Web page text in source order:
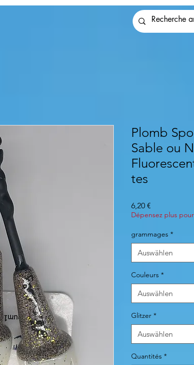
Plomb
Sable ou
tes
6,20 €
Dépensez plus
grammages *
Auswählen
Couleurs *
Auswählen
Glitzer *
Auswählen
Quantités *